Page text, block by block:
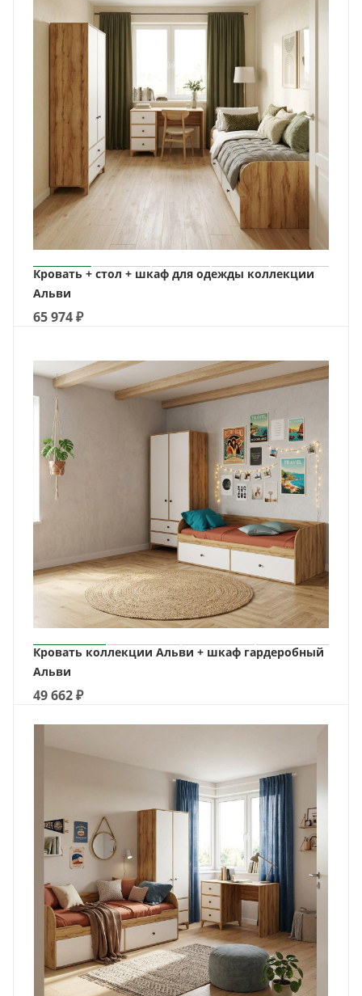
Кровать + стол + шкаф для одежды коллекции
Альви
65 974₽
Кровать коллекции Альви + шкаф гардеробный
Альви
49 662₽